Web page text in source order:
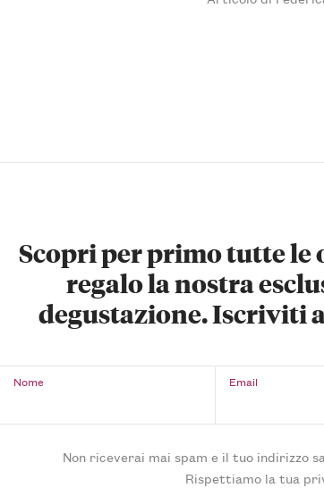
Scopri per primo tutte le
regalo la nostra
degustazione. Iscriviti
Nome Email
Non riceverai mai spam e il tuo indirizzo
Rispettiamo la tua